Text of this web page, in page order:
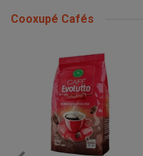
Cooxupé Cafés